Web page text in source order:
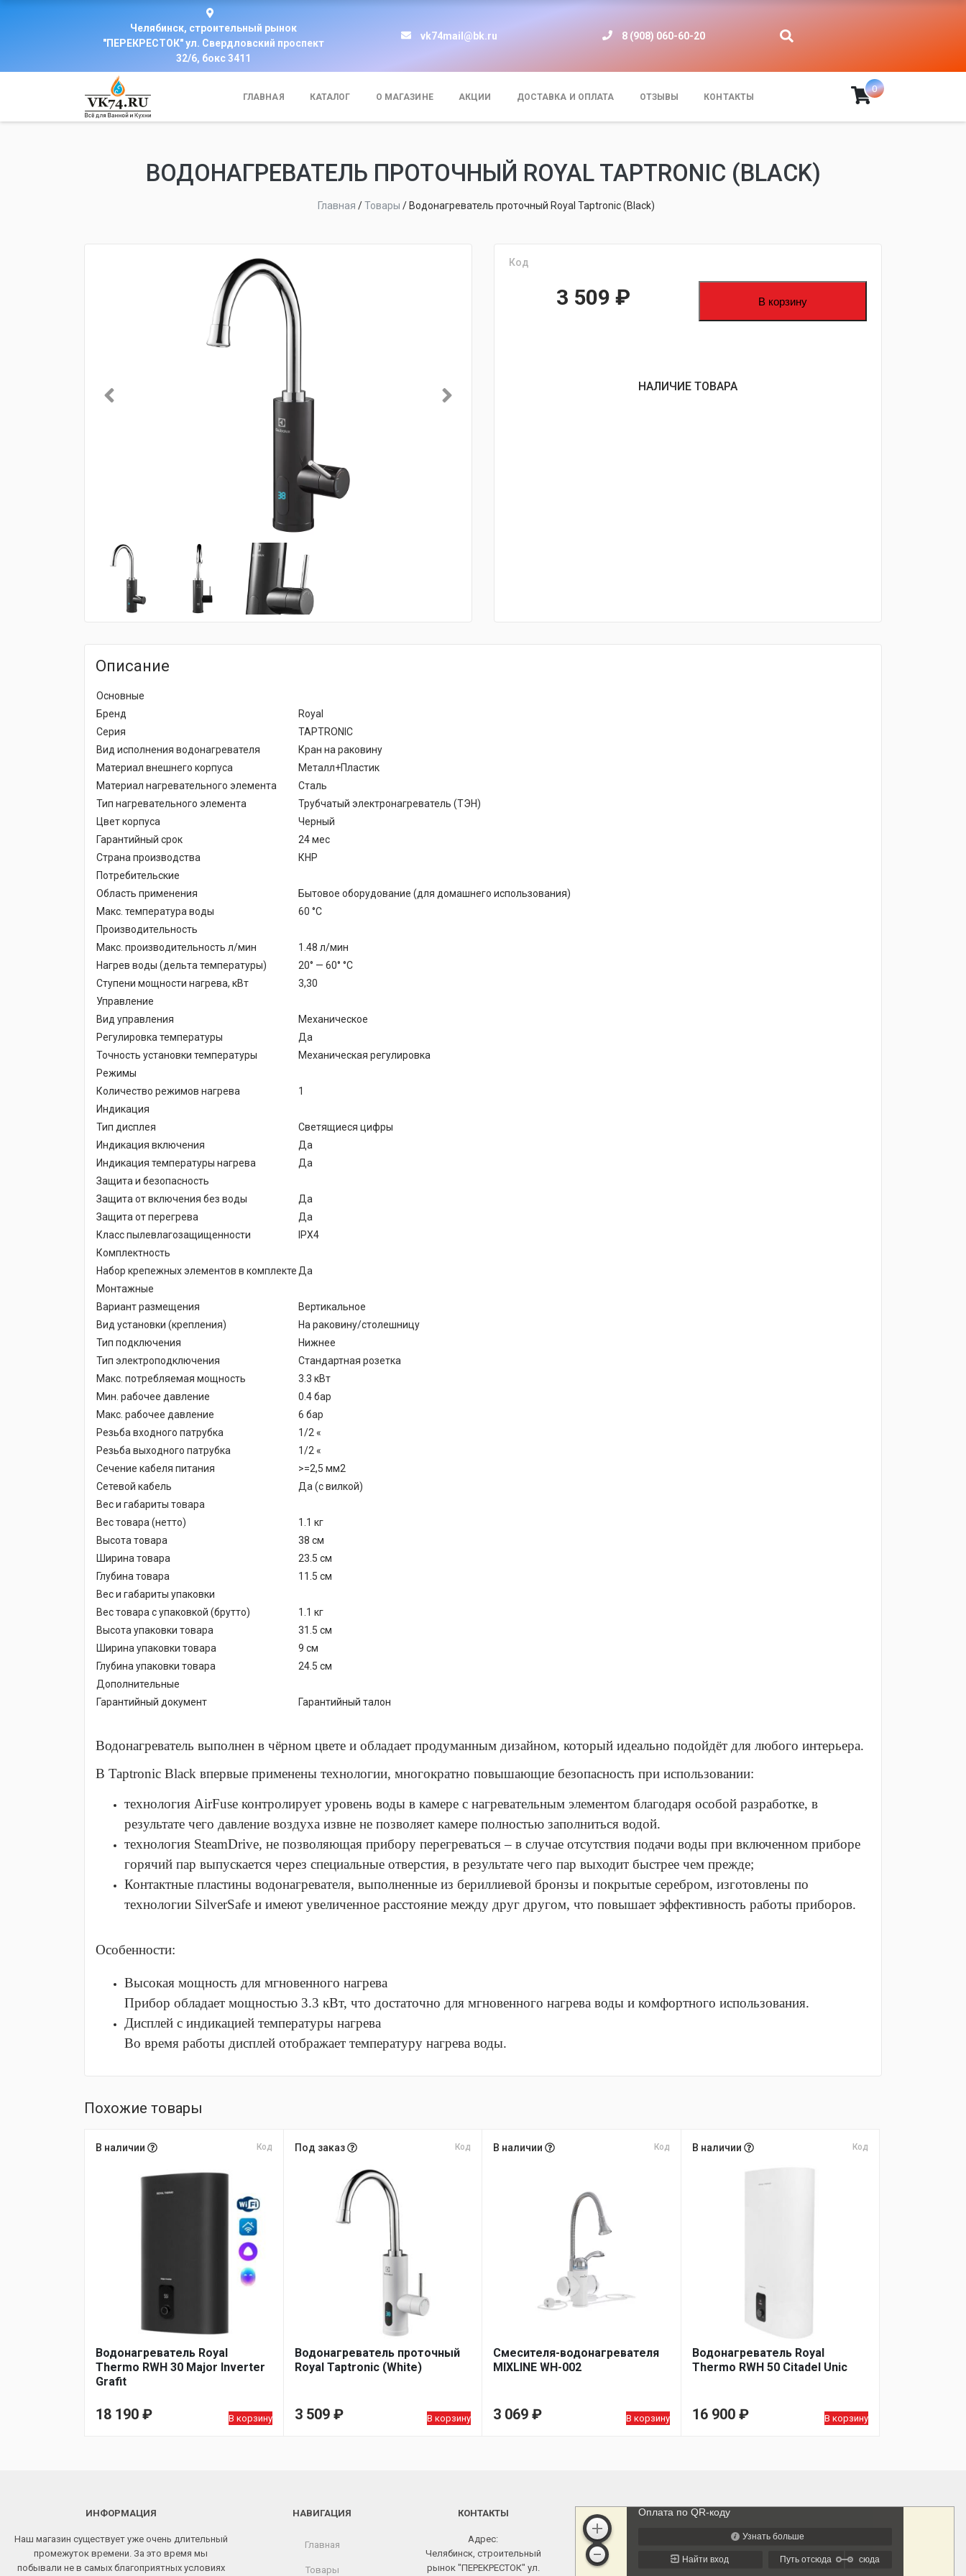
Челябинск, строительный рынок
"ПЕРЕКРЕСТОК" ул. Свердловский проспект
32/6, бокс 3411
vk74mail@bk.ru 8 (908) 060-60-20
ГЛАВНАЯ КАТАЛОГ О МАГАЗИНЕ АКЦИИ ДОСТАВКА И ОПЛАТА ОТЗЫВЫ КОНТАКТЫ
0
ВОДОНАГРЕВАТЕЛЬ ПРОТОЧНЫЙ ROYAL TAPTRONIC (BLACK)
Главная /Товары / Водонагреватель проточный Royal Taptronic (Black)
Код
3 509 ₽ В корзину
НАЛИЧИЕ ТОВАРА
Описание
Основные
Бренд
Royal
Серия
TAPTRONIC
Вид исполнения водонагревателя
Кран на раковину
Материал внешнего корпуса
Металл+Пластик
Материал нагревательного элемента
Сталь
Тип нагревательного элемента
Трубчатый электронагреватель (ТЭН)
Цвет корпуса
Черный
Гарантийный срок
24 мес
Страна производства
КНР
Потребительские
Область применения
Бытовое оборудование (для домашнего использования)
Макс. температура воды
60 °С
Производительность
Макс. производительность л/мин
1.48 л/мин
Нагрев воды (дельта температуры)
20° — 60° °С
Ступени мощности нагрева, кВт
3,30
Управление
Вид управления
Механическое
Регулировка температуры
Да
Точность установки температуры
Механическая регулировка
Режимы
Количество режимов нагрева
1
Индикация
Тип дисплея
Светящиеся цифры
Индикация включения
Да
Индикация температуры нагрева
Да
Защита и безопасность
Защита от включения без воды
Да
Защита от перегрева
Да
Класс пылевлагозащищенности
IPX4
Комплектность
Набор крепежных элементов в комплектеДа
Монтажные
Вариант размещения
Вертикальное
Вид установки (крепления)
На раковину/столешницу
Тип подключения
Нижнее
Тип электроподключения
Стандартная розетка
Макс. потребляемая мощность
3.3 кВт
Мин. рабочее давление
0.4 бар
Макс. рабочее давление
6 бар
Резьба входного патрубка
1/2 «
Резьба выходного патрубка
1/2 «
Сечение кабеля питания
>=2,5 мм2
Сетевой кабель
Да (с вилкой)
Вес и габариты товара
Вес товара (нетто)
1.1 кг
Высота товара
38 см
Ширина товара
23.5 см
Глубина товара
11.5 см
Вес и габариты упаковки
Вес товара с упаковкой (брутто)
1.1 кг
Высота упаковки товара
31.5 см
Ширина упаковки товара
9 см
Глубина упаковки товара
24.5 см
Дополнительные
Гарантийный документ
Гарантийный талон
Водонагреватель выполнен в чёрном цвете и обладает продуманным дизайном, который идеально подойдёт для любого интерьера.
В Taptronic Black впервые применены технологии, многократно повышающие безопасность при использовании:
технология AirFuse контролирует уровень воды в камере c нагревательным элементом благодаря особой разработке, в
результате чего давление воздуха извне не позволяет камере полностью заполниться водой.
технология SteamDrive, не позволяющая прибору перегреваться – в случае отсутствия подачи воды при включенном приборе
горячий пар выпускается через специальные отверстия, в результате чего пар выходит быстрее чем прежде;
Контактные пластины водонагревателя, выполненные из бериллиевой бронзы и покрытые серебром, изготовлены по
технологии SilverSafe и имеют увеличенное расстояние между друг другом, что повышает эффективность работы приборов.
Особенности:
Высокая мощность для мгновенного нагрева
Прибор обладает мощностью 3.3 кВт, что достаточно для мгновенного нагрева воды и комфортного использования.
Дисплей с индикацией температуры нагрева
Во время работы дисплей отображает температуру нагрева воды.
Похожие товары
В наличии Код
Водонагреватель Royal
Thermo RWH 30 Major Inverter
Grafit
18 190 ₽ В корзину
Под заказ Код
Водонагреватель проточный
Royal Taptronic (White)
3 509 ₽ В корзину
В наличии Код
Смесителя-водонагревателя
MIXLINE WH-002
3 069 ₽ В корзину
В наличии Код
Водонагреватель Royal
Thermo RWH 50 Citadel Unic
16 900 ₽ В корзину
ИНФОРМАЦИЯ
Наш магазин существует уже очень длительный
промежуток времени. За это время мы
побывали не в самых благоприятных условиях
НАВИГАЦИЯ
Главная
Товары
КОНТАКТЫ
Адрес:
Челябинск, строительный
рынок "ПЕРЕКРЕСТОК" ул.